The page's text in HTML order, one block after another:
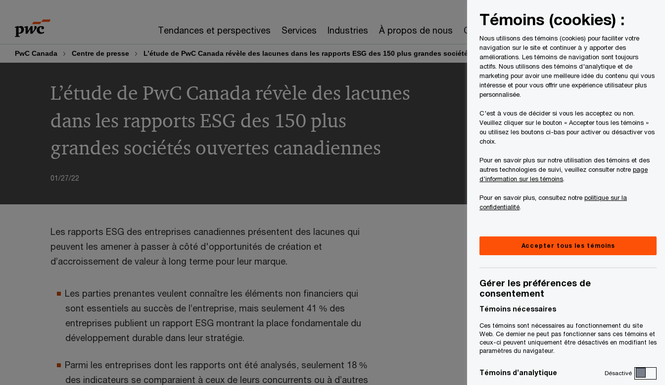
content
footer
Tendances et perspectives Services Industries À propos de nous Carrières Recherche
PwC Canada Centre de presse L’étude de PwC Canada révèle des lacunes dans les rapports ESG des 150 plus grandes sociétés ouvertes canadiennes
L’étude de PwC Canada révèle des lacunes
dans les rapports ESG des 150 plus
grandes sociétés ouvertes canadiennes
01/27/22
Les rapports ESG des entreprises canadiennes présentent des lacunes qui
peuvent les amener à passer à côté d'opportunités de création et
d’accroissement de valeur à long terme pour leur marque.
Les parties prenantes veulent connaître les éléments non financiers qui
sont essentiels au succès de l’entreprise, mais seulement 41 % des
entreprises publient un rapport ESG montrant la place fondamentale du
développement durable dans leur stratégie.
Parmi les entreprises dont les rapports ont été analysés, seulement 18 %
des indicateurs se comparaient à ceux de leurs concurrents ou à d’autres
Témoins (cookies) :
Nous utilisons des témoins (cookies) pour faciliter votre
navigation sur le site et continuer à y apporter des
améliorations. Les témoins de navigation sont toujours
actifs. Nous utilisons des témoins d'analytique et de
marketing pour avoir une meilleure idée du contenu qui vous
intéresse et pour vous offrir une expérience utilisateur plus
personnalisée.
C'est à vous de décider si vous les acceptez ou non.
Veuillez cliquer sur le bouton « Accepter tous les témoins »
ou utilisez les boutons ci-bas pour activer ou désactiver vos
choix.
Pour en savoir plus sur notre utilisation des témoins et des
autres technologies de suivi, veuillez consulter notre page
d'information sur les témoins
Pour en savoir plus, consultez notre politique sur la
confidentialité
Accepter tous les témoins
Gérer les préférences de
consentement
Témoins nécessaires
Ces témoins sont nécessaires au fonctionnement du site
Web. Ce dernier ne peut pas fonctionner sans ces témoins et
ceux-ci peuvent uniquement être désactivés en modifiant les
paramètres du navigateur.
Témoins d’analytique Désactivé